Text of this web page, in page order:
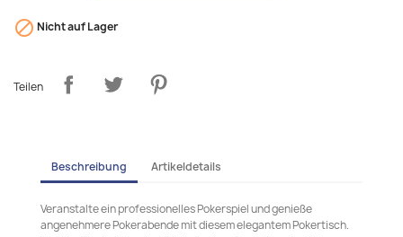
 Nicht auf Lager
Teilen
Beschreibung Artikeldetails
Veranstalte ein professionelles Pokerspiel und genieße
angenehmere Pokerabende mit diesem elegantem Pokertisch.